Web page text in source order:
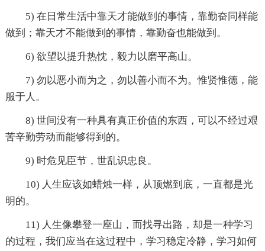
5) 在日常生活中靠天才能做到的事情，靠勤奋同样能
做到；靠天才不能做到的事情，靠勤奋也能做到。
6) 欲望以提升热忱，毅力以磨平高山。
7) 勿以恶小而为之，勿以善小而不为。惟贤惟德，能
服于人。
8) 世间没有一种具有真正价值的东西，可以不经过艰
苦辛勤劳动而能够得到的。
9) 时危见臣节，世乱识忠良。
10) 人生应该如蜡烛一样，从顶燃到底，一直都是光
明的。
11) 人生像攀登一座山，而找寻出路，却是一种学习
的过程，我们应当在这过程中，学习稳定冷静，学习如何